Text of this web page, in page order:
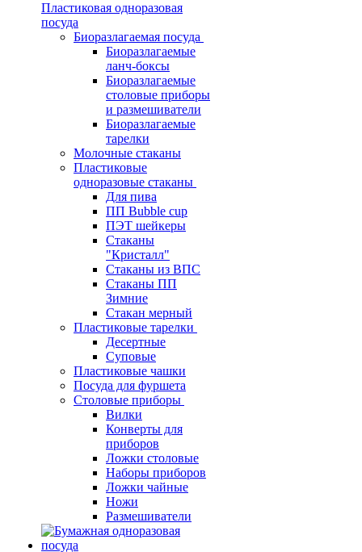
Пластиковая одноразовая
посуда
Биоразлагаемая посуда
Биоразлагаемые
ланч-боксы
Биоразлагаемые
столовые приборы
и размешиватели
Биоразлагаемые
тарелки
Молочные стаканы
Пластиковые
одноразовые стаканы
Для пива
ПП Bubble cup
ПЭТ шейкеры
Стаканы
"Кристалл"
Стаканы из ВПС
Стаканы ПП
Зимние
Стакан мерный
Пластиковые тарелки
Десертные
Суповые
Пластиковые чашки
Посуда для фуршета
Столовые приборы
Вилки
Конверты для
приборов
Ложки столовые
Наборы приборов
Ложки чайные
Ножи
Размешиватели